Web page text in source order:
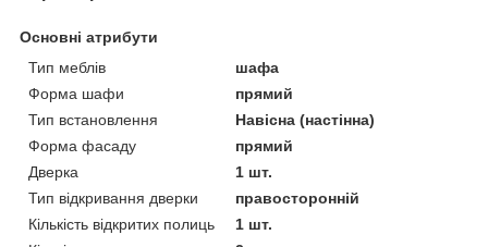
Основні атрибути
Тип меблів
шафа
Форма шафи
прямий
Тип встановлення
Навісна (настінна)
Форма фасаду
прямий
Дверка
1 шт.
Тип відкривання дверки
правосторонній
Кількість відкритих полиць
1 шт.